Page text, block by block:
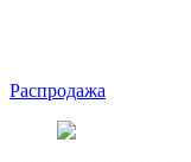
Распродажа